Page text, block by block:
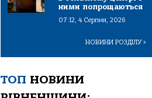
ними попрощаються
07:12, 4 Серпня, 2026
НОВИНИ РОЗДІЛУ>
ТОП НОВИНИ